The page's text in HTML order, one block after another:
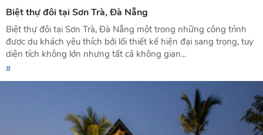
Biệt thự đôi tại Sơn Trà, Đà Nẵng
Biệt thự đôi tại Sơn Trà, Đà Nẵng một trong những công trình
được du khách yêu thích bởi lối thiết kế hiện đại sang trọng, tuy
diện tích không lớn nhưng tất cả không gian...